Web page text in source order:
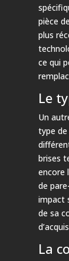
pièce
plus
ce qui
Le
Un
type de
brises
encore
de
impact
de sa
La